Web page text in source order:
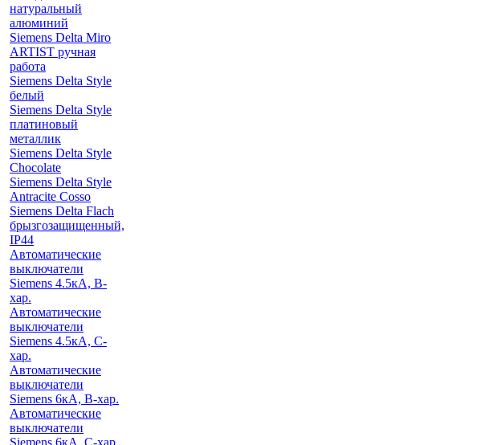
натуральный
алюминий
Siemens Delta Miro
ARTIST ручная
работа
Siemens Delta Style
белый
Siemens Delta Style
платиновый
металлик
Siemens Delta Style
Chocolate
Siemens Delta Style
Antracite Cosso
Siemens Delta Flach
брызгозащищенный,
IP44
Автоматические
выключатели
Siemens 4.5кА, B-
хар.
Автоматические
выключатели
Siemens 4.5кА, C-
хар.
Автоматические
выключатели
Siemens 6кА, B-хар.
Автоматические
выключатели
Siemens 6кА, С-хар.